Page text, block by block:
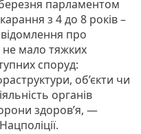
парламентом
з 4 до 8 років –
про
не мало тяжких
споруд:
об’єкти чи
органів
здоров’я, —